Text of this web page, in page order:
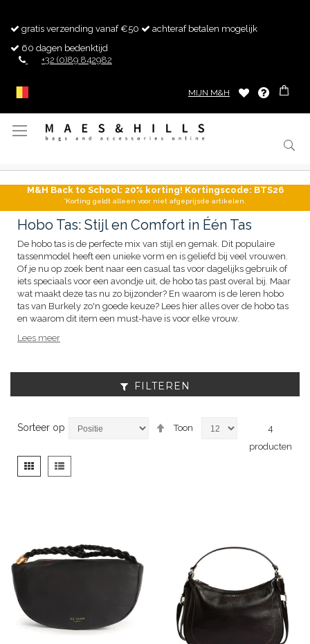
gratis verzending vanaf €50
achteraf betalen mogelijk
60 dagen bedenktijd
+32 (0)89 842982
MIJN M&H
Toggle
M&H Back to School: 20% korting! Kortingscode: BTS26
*Korting geldt alleen voor niet afgeprijsde artikelen.
Hobo Tas: Stijl en Comfort in Één Tas
De hobo tas is de perfecte mix van stijl en gemak. Dit populaire
tassenmodel heeft een unieke vorm en is geliefd bij veel vrouwen.
Of je nu op zoek bent naar een casual tas voor dagelijks gebruik of
iets speciaals voor een avondje uit, de hobo tas past overal bij. Maar
wat maakt deze tas nu zo bijzonder? En waarom is de leren hobo
tas van Burkely zo'n goede keuze? Lees hier alles over de hobo tas
en waarom dit item een must-have is voor elke vrouw.
Lees meer
FILTEREN
Sorteer op
Van
Toon
4
producten
Tonen
als
Foto-
tabel
Lijst